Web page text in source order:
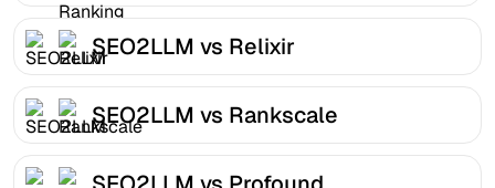
SEO2LLM vs Relixir
SEO2LLM vs Rankscale